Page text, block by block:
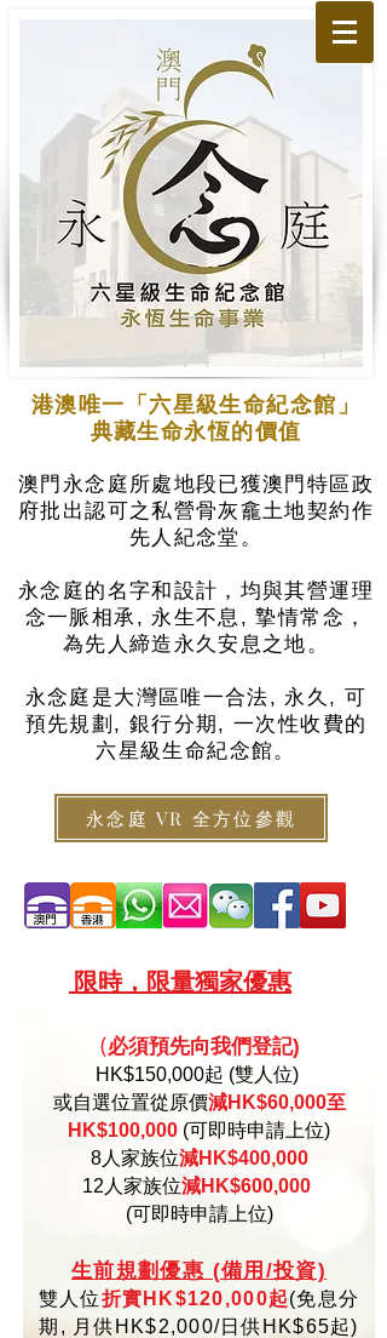
港澳唯一「六星級生命紀念館」
典藏生命永恆的價值
澳門永念庭所處地段已獲澳門特區政
府批出認可之私營骨灰龕土地契約作
先人紀念堂。
永念庭的名字和設計，均與其營運理
念一脈相承, 永生不息, 摯情常念，
為先人締造永久安息之地。
永念庭是大灣區唯一合法, 永久, 可
預先規劃, 銀行分期, 一次性收費的
六星級生命紀念館。
永念庭 VR 全方位參觀
限時，限量獨家優惠
(必須預先向我們登記)
HK$150,000起 (雙人位)
或自選位置從原價減HK$60,000至
HK$100,000 (可即時申請上位)
8人家族位減HK$400,000
12人家族位減HK$600,000
(可即時申請上位)
生前規劃優惠 (備用/投資)
雙人位折實HK$120,000起(免息分
期, 月供HK$2,000/日供HK$65起)